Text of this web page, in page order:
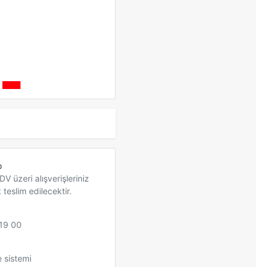
üzeri alışverişleriniz
teslim edilecektir.
00
sistemi